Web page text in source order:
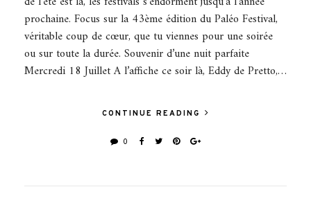
prochaine. Focus sur la 43ème édition du Paléo Festival,
véritable coup de cœur, que tu viennes pour une soirée
ou sur toute la durée. Souvenir d’une nuit parfaite
Mercredi 18 Juillet A l’affiche ce soir là, Eddy de Pretto,…
CONTINUE READING
0